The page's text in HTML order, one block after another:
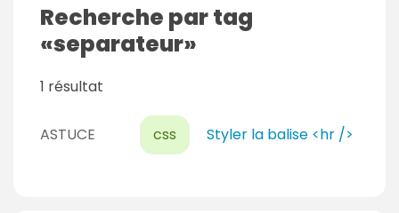
Recherche par tag
separateur
1 résultat
ASTUCE css Styler la balise <hr />